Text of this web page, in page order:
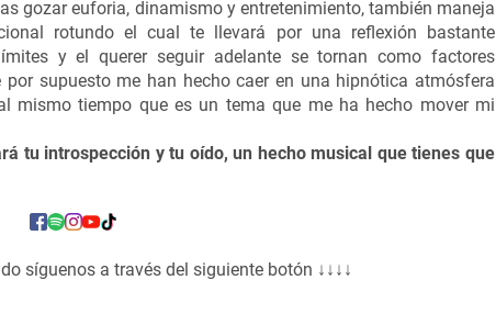
gozar euforia, dinamismo y entretenimiento, también maneja
rotundo el cual te llevará por una reflexión bastante
y el querer seguir adelante se tornan como factores
supuesto me han hecho caer en una hipnótica atmósfera
mismo tiempo que es un tema que me ha hecho mover mi
tu introspección y tu oído, un hecho musical que tienes que
síguenos a través del siguiente botón ↓↓↓↓